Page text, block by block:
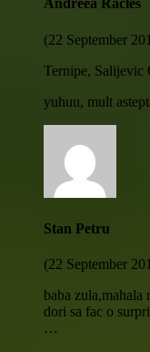
Andreea Racles
(22 September
Ternipe, Salijevic
yuhuu, mult
Stan Petru
(22 September
baba
dori sa fac o
…